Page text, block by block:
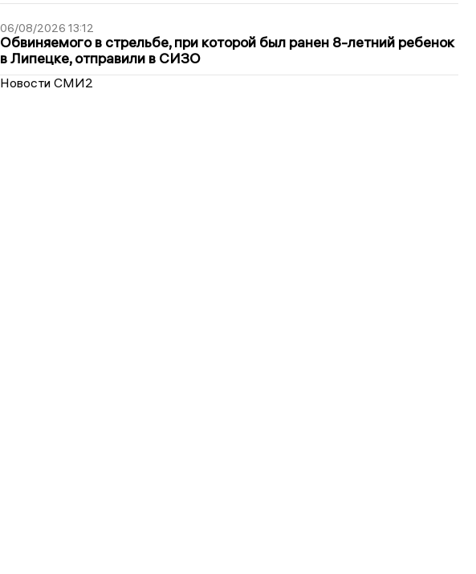
06/08/2026 13:12
Обвиняемого в стрельбе, при которой был ранен 8-летний ребенок
в Липецке, отправили в СИЗО
Новости СМИ2